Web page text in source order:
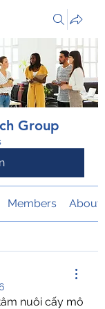
Group
Members About
nuôi cấy mô